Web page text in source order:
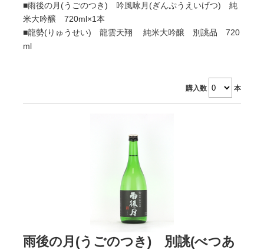
■雨後の月(うごのつき) 吟風咏月(ぎんぷうえいげつ) 純
米大吟醸 720ml×1本
■龍勢(りゅうせい) 龍雲天翔 純米大吟醸 別誂品 720
ml
購入数 本
雨後の月(うごのつき) 別誂(べつあ